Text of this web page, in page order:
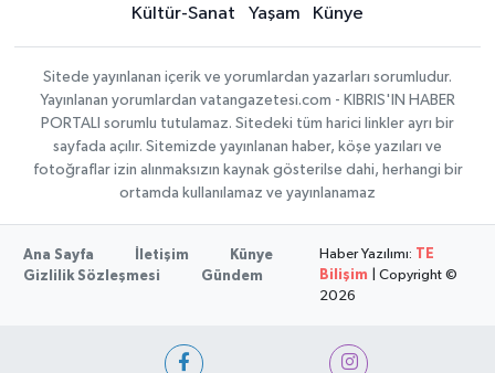
Kültür-Sanat
Yaşam Künye
Sitede yayınlanan içerik ve yorumlardan yazarları sorumludur.
Yayınlanan yorumlardan vatangazetesi.com - KIBRIS'IN HABER
PORTALI sorumlu tutulamaz. Sitedeki tüm harici linkler ayrı bir
sayfada açılır. Sitemizde yayınlanan haber, köşe yazıları ve
fotoğraflar izin alınmaksızın kaynak gösterilse dahi, herhangi bir
ortamda kullanılamaz ve yayınlanamaz
Ana Sayfa İletişim
Künye
Gizlilik Sözleşmesi
Gündem
Haber Yazılımı: TE
Bilişim | Copyright ©
2026